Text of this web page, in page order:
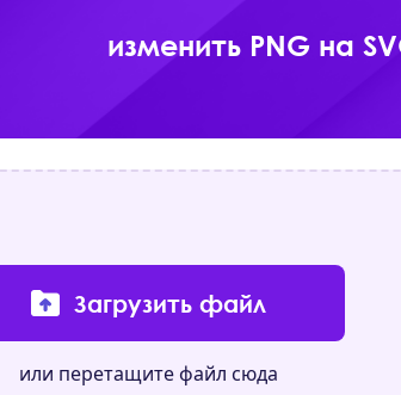
изменить PNG на
Загрузить файл
или перетащите файл сюда